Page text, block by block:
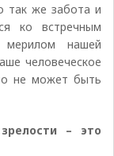
так же забота и
ко встречным
мерилом нашей
человеческое
не может быть
– это